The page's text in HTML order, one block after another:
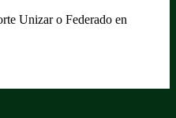
Unizar o Federado en